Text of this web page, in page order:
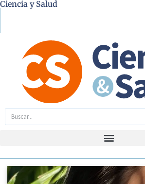
Ciencia y Salud